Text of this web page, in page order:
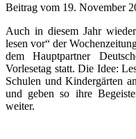
Beitrag vom 19. November
Auch in diesem Jahr
lesen vor“ der
dem Hauptpartner
Vorlesetag statt. Die Idee:
Schulen und Kindergärten
und geben so ihre
weiter.